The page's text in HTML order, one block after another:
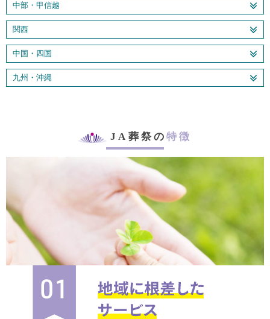
中部・甲信越
関西
中国・四国
九州・沖縄
JA葬祭の特徴